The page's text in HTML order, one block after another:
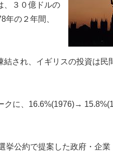
、３０億ドルの
年の２年間、
され、イギリスの投資は民
クに、16.6%(1976)→
挙公約で提案した政府・企